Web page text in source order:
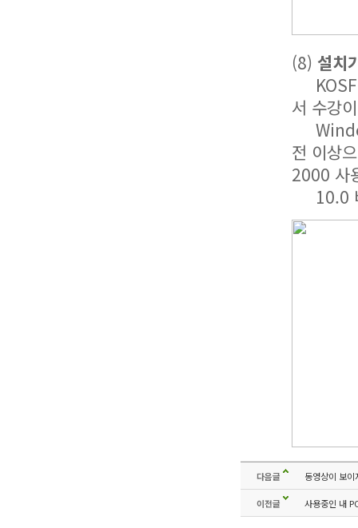
(8) 설치
서 수강
전 이상
2000 사
10.0
다음글 동영상이 보
이전글 사용중인 내